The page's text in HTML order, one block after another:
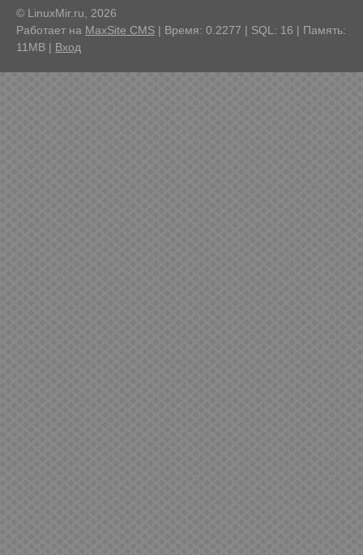
© LinuxMir.ru, 2026
Работает на MaxSite CMS | Время: 0.2277 | SQL: 16 | Память:
11MB | Вход